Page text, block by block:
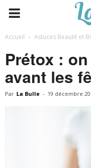
Accueil Astuces Beauté et
Prétox :
avant les
Par La Bulle - 19 décembre